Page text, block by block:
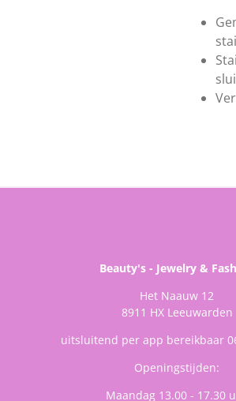
Beauty's - Jewelry &
Het Naauw 12
8911 HX Leeuwarden
uitsluitend per app bereikbaar
Openingstijden:
Maandag 13.00 - 17.30